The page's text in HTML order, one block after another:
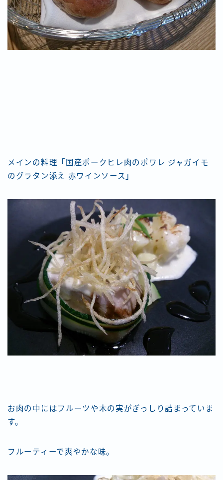
メインの料理「国産ポークヒレ肉のポワレ ジャガイモ
のグラタン添え 赤ワインソース」
お肉の中にはフルーツや木の実がぎっしり詰まっていま
す。
フルーティーで爽やかな味。